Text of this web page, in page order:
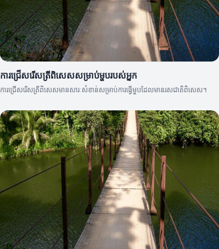
ការជ្រើសរើសត្រីពិសេសសម្រាប់ម្ហូបរបស់អ្នក
ការជ្រើសរើសត្រីពិសេសមានសារៈសំខាន់សម្រាប់ការធ្វើម្ហូបដែលមានរសជាតិពិសេស។